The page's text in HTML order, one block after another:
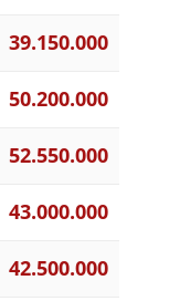
39.150.000
50.200.000
52.550.000
43.000.000
42.500.000